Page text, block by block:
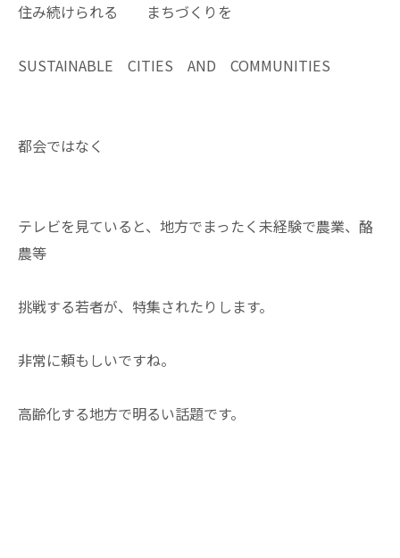
住み続けられる まちづくりを
SUSTAINABLE CITIES AND COMMUNITIES
都会ではなく
テレビを見ていると、地方でまったく未経験で農業、酪
農等
挑戦する若者が、特集されたりします。
非常に頼もしいですね。
高齢化する地方で明るい話題です。